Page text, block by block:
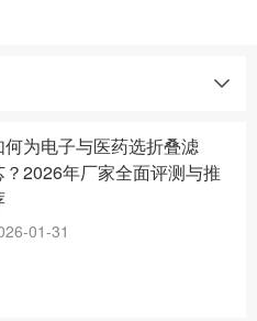
何为电子与医药选折叠滤
？2026年厂家全面评测与推
01-31